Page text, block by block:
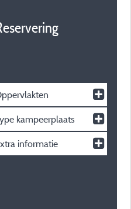
kampeerplaats
informatie